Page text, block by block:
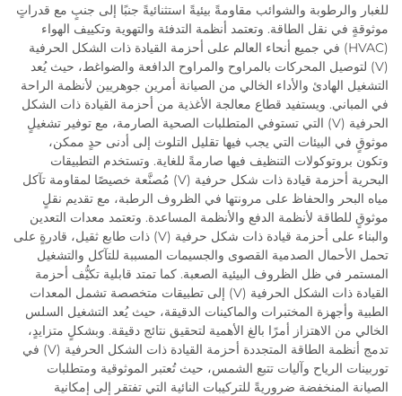
للغبار والرطوبة والشوائب مقاومةً بيئيةً استثنائيةً جنبًا إلى جنبٍ مع قدراتٍ
موثوقةٍ في نقل الطاقة. وتعتمد أنظمة التدفئة والتهوية وتكييف الهواء
(HVAC) في جميع أنحاء العالم على أحزمة القيادة ذات الشكل الحرفية
(V) لتوصيل المحركات بالمراوح والمراوح الدافعة والضواغط، حيث يُعد
التشغيل الهادئ والأداء الخالي من الصيانة أمرين جوهريين لأنظمة الراحة
في المباني. ويستفيد قطاع معالجة الأغذية من أحزمة القيادة ذات الشكل
الحرفية (V) التي تستوفي المتطلبات الصحية الصارمة، مع توفير تشغيلٍ
موثوقٍ في البيئات التي يجب فيها تقليل التلوث إلى أدنى حدٍ ممكن،
وتكون بروتوكولات التنظيف فيها صارمةً للغاية. وتستخدم التطبيقات
البحرية أحزمة قيادة ذات شكل حرفية (V) مُصنَّعة خصيصًا لمقاومة تآكل
مياه البحر والحفاظ على مرونتها في الظروف الرطبة، مع تقديم نقلٍ
موثوقٍ للطاقة لأنظمة الدفع والأنظمة المساعدة. وتعتمد معدات التعدين
والبناء على أحزمة قيادة ذات شكل حرفية (V) ذات طابع ثقيل، قادرةٍ على
تحمل الأحمال الصدمية القصوى والجسيمات المسببة للتآكل والتشغيل
المستمر في ظل الظروف البيئية الصعبة. كما تمتد قابلية تكيُّف أحزمة
القيادة ذات الشكل الحرفية (V) إلى تطبيقات متخصصة تشمل المعدات
الطبية وأجهزة المختبرات والماكينات الدقيقة، حيث يُعد التشغيل السلس
الخالي من الاهتزاز أمرًا بالغ الأهمية لتحقيق نتائج دقيقة. وبشكلٍ متزايدٍ،
تدمج أنظمة الطاقة المتجددة أحزمة القيادة ذات الشكل الحرفية (V) في
توربينات الرياح وآليات تتبع الشمس، حيث تُعتبر الموثوقية ومتطلبات
الصيانة المنخفضة ضروريةً للتركيبات النائية التي تفتقر إلى إمكانية